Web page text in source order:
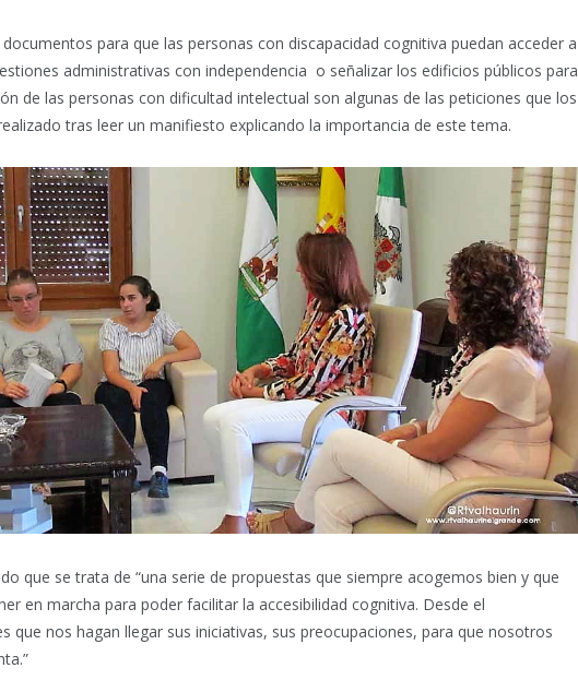
para que las personas con discapacidad cognitiva puedan acceder a
administrativas con independencia o señalizar los edificios públicos para
de las personas con dificultad intelectual son algunas de las peticiones que los
tras leer un manifiesto explicando la importancia de este tema.
que se trata de “una serie de propuestas que siempre acogemos bien y que
en marcha para poder facilitar la accesibilidad cognitiva. Desde el
que nos hagan llegar sus iniciativas, sus preocupaciones, para que nosotros